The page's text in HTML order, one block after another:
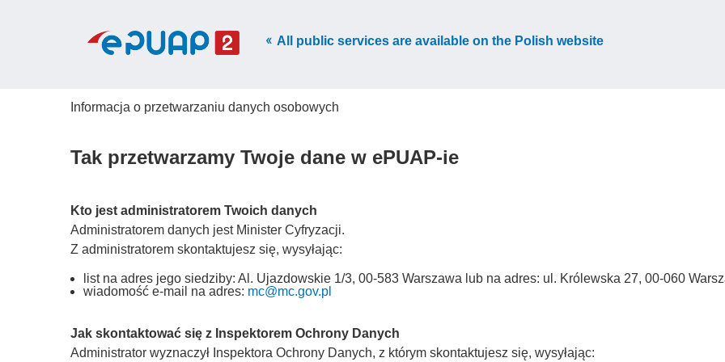
All public services are available on the Polish website
Informacja o przetwarzaniu danych osobowych
Tak przetwarzamy Twoje dane w ePUAP-ie
Kto jest administratorem Twoich danych
Administratorem danych jest Minister Cyfryzacji.
Z administratorem skontaktujesz się, wysyłając:
list na adres jego siedziby: Al. Ujazdowskie 1/3, 00-583 Warszawa lub na adres: ul. Królewska 27, 00-060
wiadomość e-mail na adres: mc@mc.gov.pl
Jak skontaktować się z Inspektorem Ochrony Danych
Administrator wyznaczył Inspektora Ochrony Danych, z którym skontaktujesz się, wysyłając: